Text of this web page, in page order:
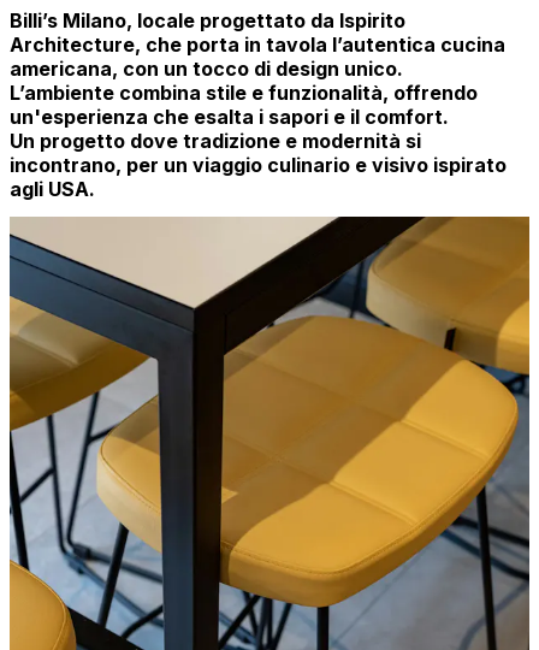
Billi’s Milano, locale progettato da Ispirito
Architecture, che porta in tavola l’autentica cucina
americana, con un tocco di design unico.
L’ambiente combina stile e funzionalità, offrendo
un'esperienza che esalta i sapori e il comfort.
Un progetto dove tradizione e modernità si
incontrano, per un viaggio culinario e visivo ispirato
agli USA.